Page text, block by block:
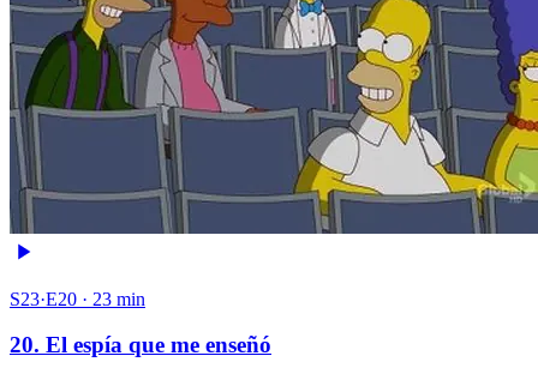
S23·E20 · 23 min
20. El espía que me enseñó